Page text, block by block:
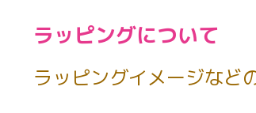
ラッピングについて
ラッピングイメージなど